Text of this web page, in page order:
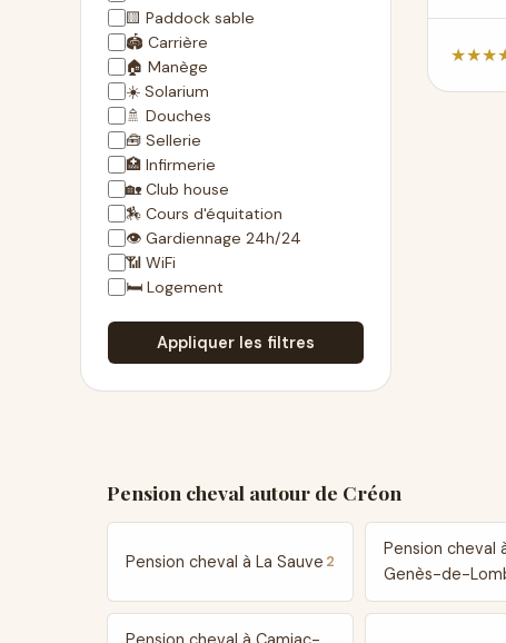
🟨 Paddock sable
🏟️ Carrière
🏠 Manège
☀️ Solarium
🚿 Douches
🧰 Sellerie
🏥 Infirmerie
🏡 Club house
🏇 Cours d'équitation
👁 Gardiennage 24h/24
📶 WiFi
🛏 Logement
Appliquer les filtres
★★★
Pension cheval autour de Créon
Pension cheval à La Sauve 2
Pension cheval
Genès-de-